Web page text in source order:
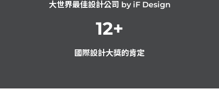
大世界最佳設計公司 by iF Design
12+
國際設計大獎的肯定